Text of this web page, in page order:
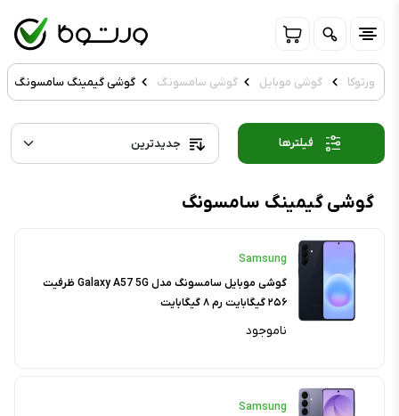
ورتوکا گوشی موبایل گوشی سامسونگ گوشی گیمینگ سامسونگ
گوشی گیمینگ سامسونگ
Samsung
گوشی موبایل سامسونگ مدل Galaxy A57 5G ظرفیت
۲۵۶ گیگابایت رم ۸ گیگابایت
ناموجود
Samsung